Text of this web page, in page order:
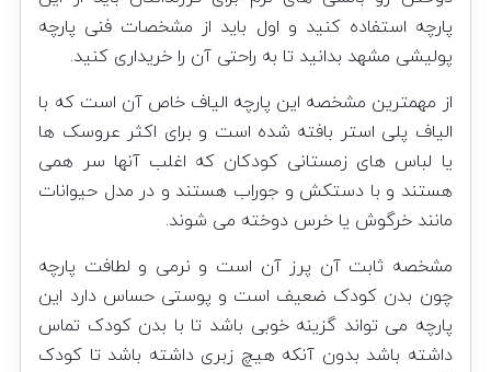
پارچه استفاده کنید و اول باید از مشخصات فنی پارچه
پولیشی مشهد بدانید تا به راحتی آن را خریداری کنید.
از مهمترین مشخصه این پارچه الیاف خاص آن است که با
الیاف پلی استر بافته شده است و برای اکثر عروسک ها
یا لباس های زمستانی کودکان که اغلب آنها سر همی
هستند و با دستکش و جوراب هستند و در مدل حیوانات
مانند خرگوش یا خرس دوخته می شوند.
مشخصه ثابت آن پرز آن است و نرمی و لطافت پارچه
چون بدن کودک ضعیف است و پوستی حساس دارد این
پارچه می تواند گزینه خوبی باشد تا با بدن کودک تماس
داشته باشد بدون آنکه هیچ زبری داشته باشد تا کودک